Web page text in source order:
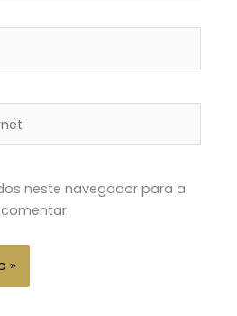
neste navegador para a